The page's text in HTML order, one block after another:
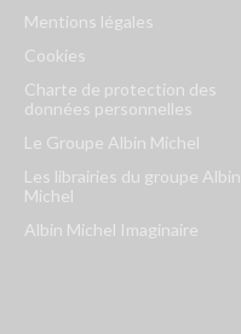
Mentions légales
Cookies
Charte de protection des
données personnelles
Le Groupe Albin Michel
Les librairies du groupe Albin
Michel
Albin Michel Imaginaire